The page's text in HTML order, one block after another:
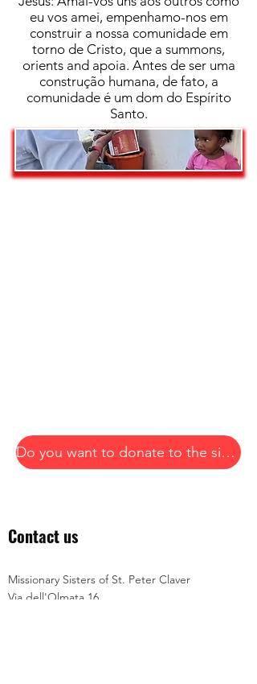
eu vos amei, empenhamo-nos em
construir a nossa comunidade em
torno de Cristo, que a summons,
orients and apoia. Antes de ser uma
construção humana, de fato, a
comunidade é um dom do Espírito
Santo.
Do you want to donate to the sisters in Cape Verde and their mission? Thank you!
Contact us
Missionary Sisters of St. Peter Claver
Via dell'Olmata 16